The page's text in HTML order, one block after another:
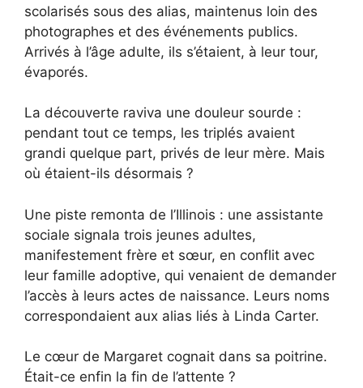
scolarisés sous des alias, maintenus loin des
photographes et des événements publics.
Arrivés à l’âge adulte, ils s’étaient, à leur tour,
évaporés.
La découverte raviva une douleur sourde :
pendant tout ce temps, les triplés avaient
grandi quelque part, privés de leur mère. Mais
où étaient-ils désormais ?
Une piste remonta de l’Illinois : une assistante
sociale signala trois jeunes adultes,
manifestement frère et sœur, en conflit avec
leur famille adoptive, qui venaient de demander
l’accès à leurs actes de naissance. Leurs noms
correspondaient aux alias liés à Linda Carter.
Le cœur de Margaret cognait dans sa poitrine.
Était-ce enfin la fin de l’attente ?